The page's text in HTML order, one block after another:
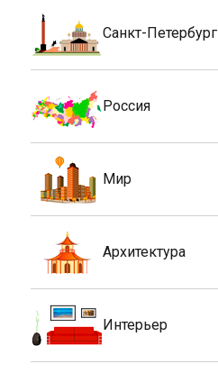
Санкт-Петербург
Россия
Мир
Архитектура
Интерьер